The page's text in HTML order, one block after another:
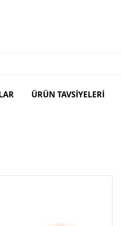
ÜRÜN TAVSİYELERİ